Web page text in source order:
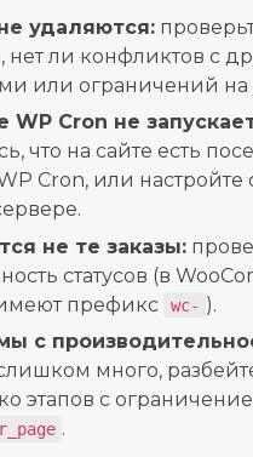
удаляются:
нет ли конфликтов с
или ограничений на
WP Cron не
что на сайте есть
Cron, или
не те заказы:
статусов (в
префикс
wc- ).
с
много,
этапов с
.